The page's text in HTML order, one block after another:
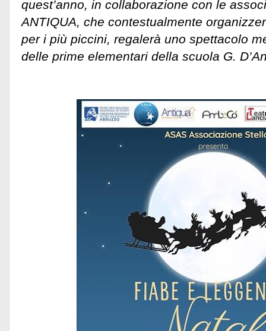
quest’anno, in collaborazione con le
ANTIQUA, che contestualmente
per i più piccini, regalerà uno spettacolo
delle prime elementari della scuola G.